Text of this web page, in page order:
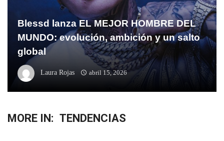
Blessd lanza EL MEJOR HOMBRE DEL
MUNDO: evolución, ambición y un salto
global
Laura Rojas abril 15, 2026
MORE IN: TENDENCIAS